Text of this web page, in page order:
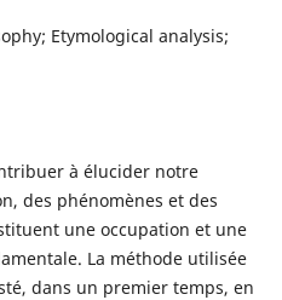
Etymological analysis;
à élucider notre
des phénomènes et des
une occupation et une
La méthode utilisée
dans un premier temps, en